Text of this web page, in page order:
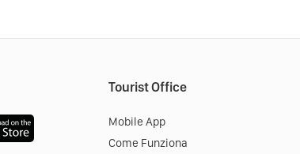
Tourist Office
Mobile App
Come Funziona